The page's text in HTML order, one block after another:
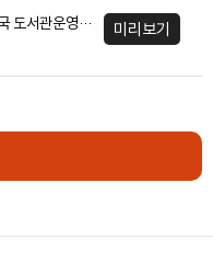
실시(최종).pdf 미리보기